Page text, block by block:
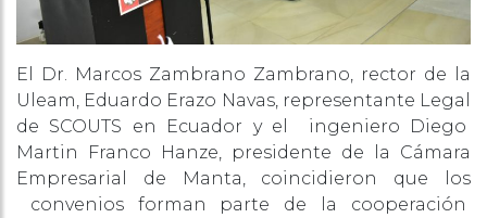
El Dr. Marcos Zambrano Zambrano, rector de la
Uleam, Eduardo Erazo Navas, representante Legal
de SCOUTS en Ecuador y el ingeniero Diego
Martin Franco Hanze, presidente de la Cámara
Empresarial de Manta, coincidieron que los
convenios forman parte de la cooperación